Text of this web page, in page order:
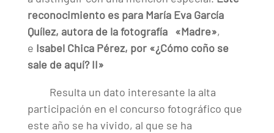
reconocimiento es para María Eva García
Quílez, autora de la fotografía «Madre»,
e Isabel Chica Pérez, por «¿Cómo coño se
sale de aquí? II»
Resulta un dato interesante la alta
participación en el concurso fotográfico que
este año se ha vivido, al que se ha